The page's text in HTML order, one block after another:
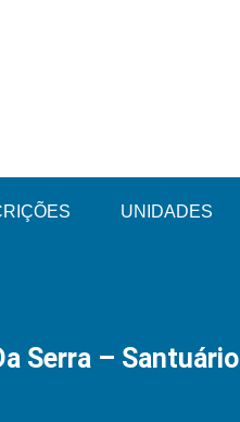
UNIDADES
Serra – Santuário